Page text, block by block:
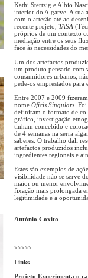
Kathi Stertzig e Albio
interior do Algarve. A sua
com o artesão até ao
recente projeto, TASA
próprios de um contexto
mediação entre os seus
face às necessidades do
Um dos artefactos
um produto pensado com
consumidores urbanos;
pede-os emprestados
Entre 2007 e 2009
nome Oficis Singulars .
definiram o formato de
gráfico, investigação
tinham concebido e
de 4 semanas na serra
saberes. O trabalho dali
artefactos produzidos
ingredientes regionais e
Estes são exemplos de
visibilidade não se serve
maior ou menor
fixação mais prolongada
legitimidade e a
António Coxito
>>>>>
Links
Projeto Experimenta o